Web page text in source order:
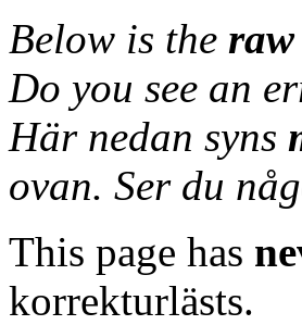
Below is the
Do you see an
Här nedan syns
ovan. Ser du
This page has
korrekturlästs.